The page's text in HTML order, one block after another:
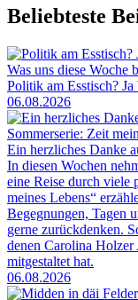
Beliebteste
Was uns diese Woche
Politik am Esstisch? Ja
06.08.2026
Sommerserie: Zeit
Ein herzliches Danke
In diesen Wochen
eine Reise durch viele
meines Lebens“
Begegnungen, Tagen
gerne zurückdenken.
denen Carolina Holzer
mitgestaltet hat.
06.08.2026